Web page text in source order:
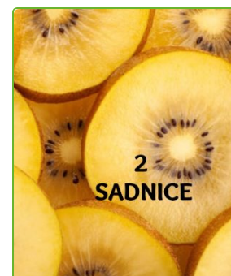
SADNICE
UKRASNO BILJE I TRAJNICE
GRMOVI/DRVEĆE
HIT SEZONE*** VRTNI SLJEZOVI
UKRASNE TRAVE
HORTENZIJE
LJEKOVITO I ZAČINSKO
VOĆE / BOBIČASTO VOĆE
Sjeme